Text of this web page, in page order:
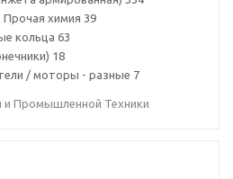
Прочая химия 39
кольца 63
18
/ моторы - разные 7
Промышленной Техники